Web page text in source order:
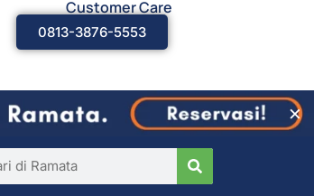
Customer Care
0813-3876-5553
×